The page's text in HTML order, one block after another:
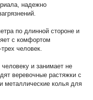
надежно
по длинной стороне и
с комфортом
человек.
и занимает не
веревочные растяжки с
металлические колья для